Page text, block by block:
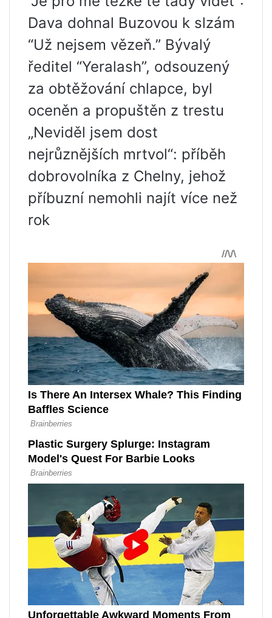
Dava dohnal Buzovou k slzám
“Už nejsem vězeň.” Bývalý
ředitel “Yeralash”, odsouzený
za obtěžování chlapce, byl
oceněn a propuštěn z trestu
„Neviděl jsem dost
nejrůznějších mrtvol“: příběh
dobrovolníka z Chelny, jehož
příbuzní nemohli najít více než
rok